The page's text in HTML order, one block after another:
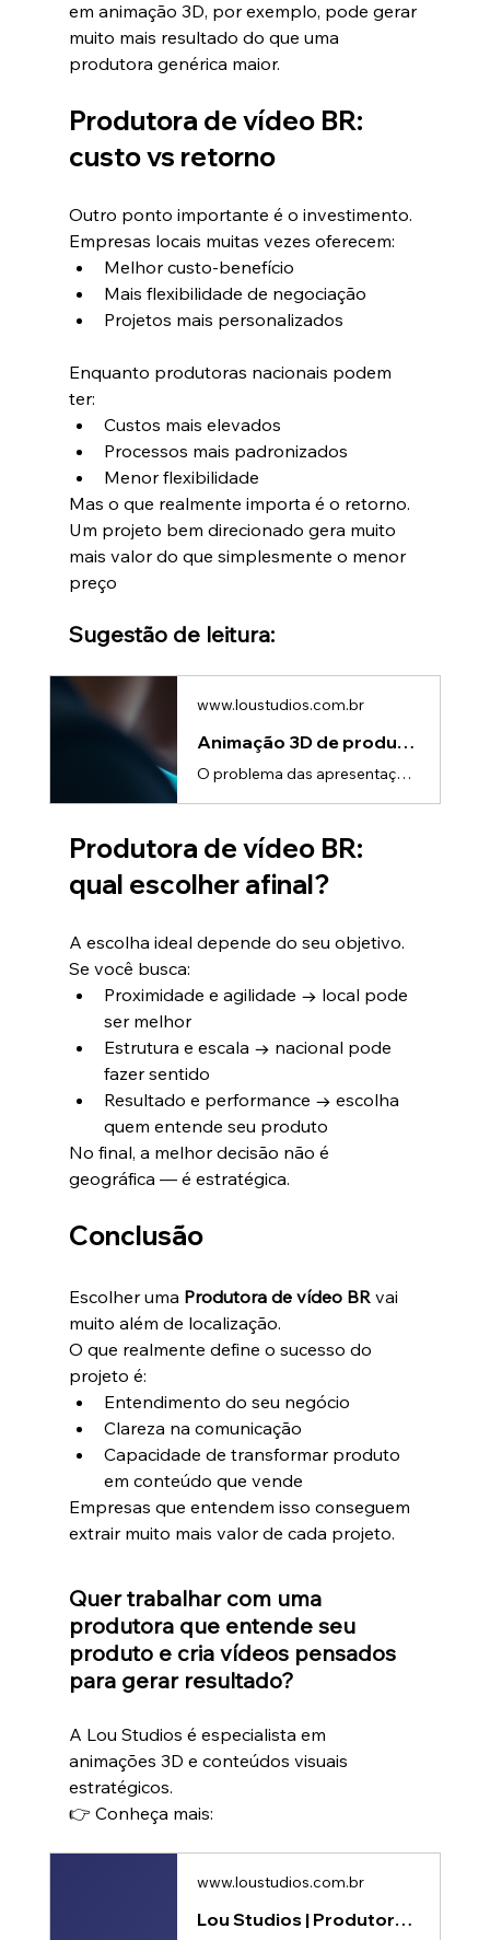
em animação 3D, por exemplo, pode gerar
muito mais resultado do que uma
produtora genérica maior.
Produtora de vídeo BR:
custo vs retorno
Outro ponto importante é o investimento.
Empresas locais muitas vezes oferecem:
Melhor custo-benefício
Mais flexibilidade de negociação
Projetos mais personalizados
Enquanto produtoras nacionais podem
ter:
Custos mais elevados
Processos mais padronizados
Menor flexibilidade
Mas o que realmente importa é o retorno.
Um projeto bem direcionado gera muito
mais valor do que simplesmente o menor
preço
Sugestão de leitura:
www.loustudios.com.br
Animação 3D de produto para apresentações comerciais que vendem
O problema das apresentações comerciais tradicionaisA maioria das apresentações comerciais ainda segue o mesmo padrão: • slides estáticos • explicações longas • excesso de informação técnicaE o resultado?👉 o cliente não entende completamente👉 a reunião perde impacto👉 a decisão demora maisSe o cliente precisa fazer esforço para entender, você está dificultando a venda.Por que a clareza é o fator mais importante na vendaEm vendas B2B, principalmente com produtos técnicos, a decisão depende de u
Produtora de vídeo BR:
qual escolher afinal?
A escolha ideal depende do seu objetivo.
Se você busca:
Proximidade e agilidade → local pode
ser melhor
Estrutura e escala → nacional pode
fazer sentido
Resultado e performance → escolha
quem entende seu produto
No final, a melhor decisão não é
geográfica — é estratégica.
Conclusão
Escolher uma Produtora de vídeo BR vai
muito além de localização.
O que realmente define o sucesso do
projeto é:
Entendimento do seu negócio
Clareza na comunicação
Capacidade de transformar produto
em conteúdo que vende
Empresas que entendem isso conseguem
extrair muito mais valor de cada projeto.
Quer trabalhar com uma
produtora que entende seu
produto e cria vídeos pensados
para gerar resultado?
A Lou Studios é especialista em
animações 3D e conteúdos visuais
estratégicos.
👉 Conheça mais:
www.loustudios.com.br
Lou Studios | Produtora de vídeos